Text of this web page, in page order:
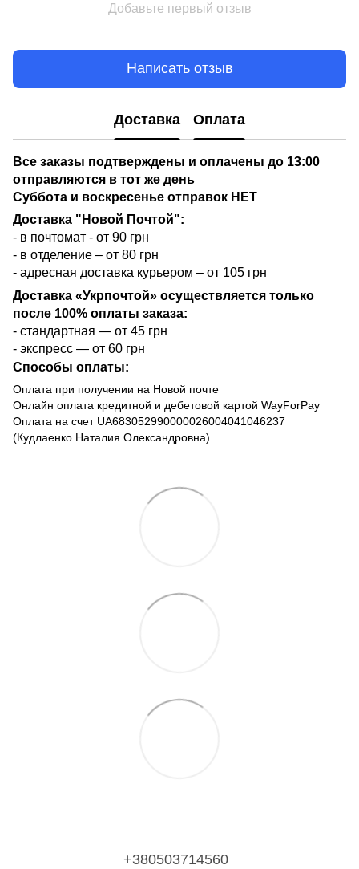
Добавьте первый отзыв
Написать отзыв
Доставка Оплата
Все заказы подтверждены и оплачены до 13:00
отправляются в тот же день
Суббота и воскресенье отправок НЕТ
Доставка "Новой Почтой":
- в почтомат - от 90 грн
- в отделение – от 80 грн
- адресная доставка курьером – от 105 грн
Доставка «Укрпочтой» осуществляется только
после 100% оплаты заказа:
- стандартная — от 45 грн
- экспресс — от 60 грн
Способы оплаты:
Оплата при получении на Новой почте
Онлайн оплата кредитной и дебетовой картой WayForPay
Оплата на счет UA683052990000026004041046237
(Кудлаенко Наталия Олександровна)
+380503714560